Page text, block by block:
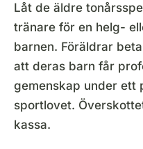
Låt de äldre
tränare för en helg-
barnen. Föräldrar
att deras barn får
gemenskap under ett
sportlovet.
kassa.